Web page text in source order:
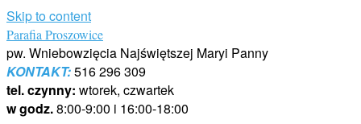
Skip to content
Parafia Proszowice
pw. Wniebowzięcia Najświętszej Maryi Panny
KONTAKT:516 296 309
tel. czynny: wtorek, czwartek
w godz.8:00-9:00 i 16:00-18:00